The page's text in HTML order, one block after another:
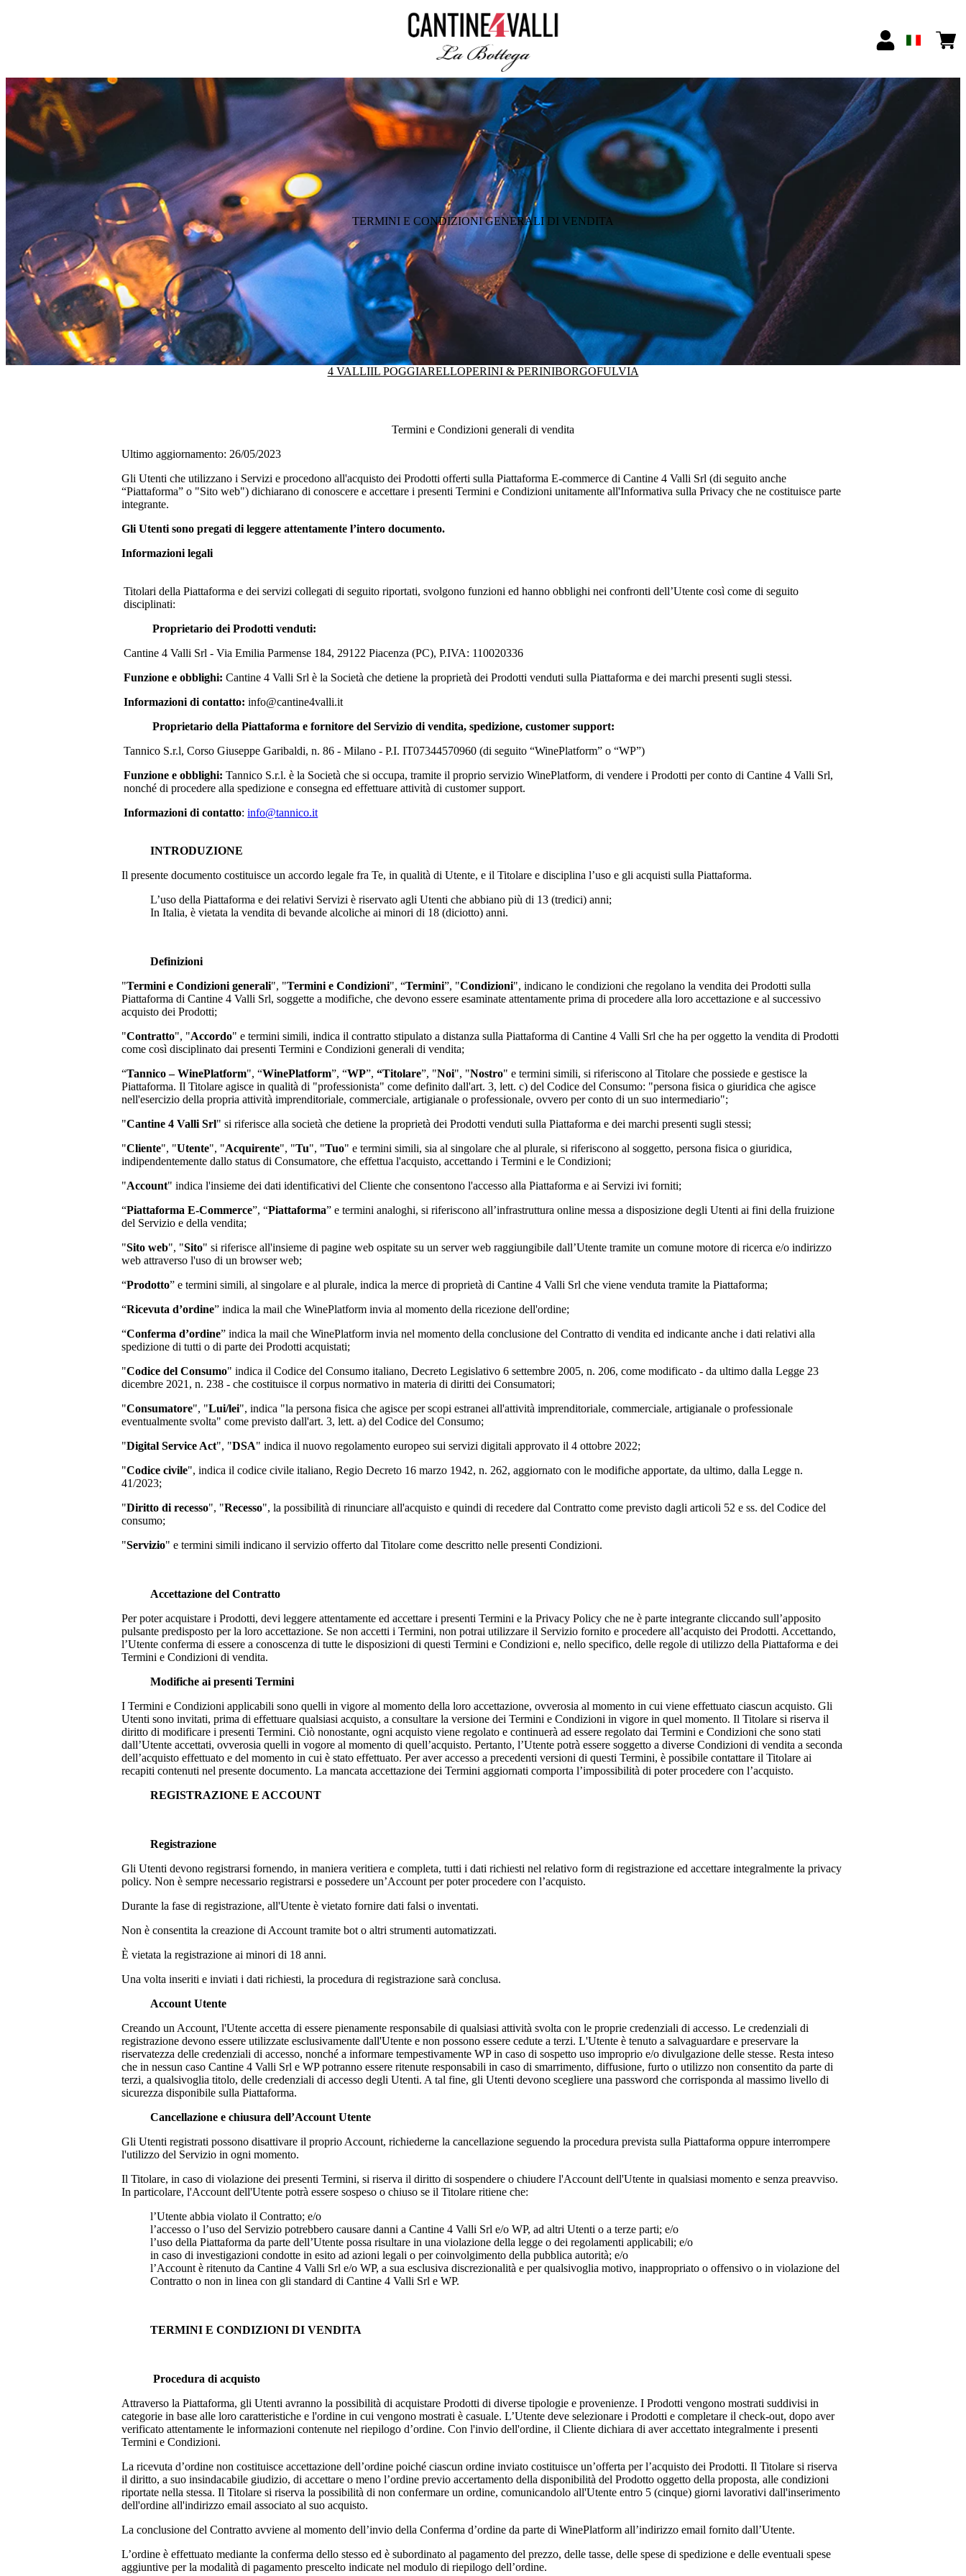
TERMINI E CONDIZIONI GENERALI DI VENDITA
4 VALLIIL POGGIARELLOPERINI & PERINIBORGOFULVIA
Termini e Condizioni generali di vendita
Ultimo aggiornamento: 26/05/2023
Gli Utenti che utilizzano i Servizi e procedono all'acquisto dei Prodotti offerti sulla Piattaforma E-commerce diCantine 4 Valli Srl (di seguito anche
“Piattaforma” o "Sito web") dichiarano di conoscere e accettare i presenti Termini e Condizioni unitamente all'Informativa sulla Privacy che ne costituisce parte
integrante.
Gli Utenti sono pregati di leggere attentamente l’intero documento.
Informazioni legali
Titolari della Piattaforma e dei servizi collegati di seguito riportati, svolgono funzioni ed hanno obblighi nei confronti dell’Utente così come di seguito
disciplinati:
Proprietario dei Prodotti venduti:
Cantine 4 Valli Srl -Via Emilia Parmense 184, 29122 Piacenza (PC), P.IVA: 110020336
Funzione e obblighi: Cantine 4 Valli Srl è la Società che detiene la proprietà dei Prodotti venduti sulla Piattaforma e dei marchi presenti sugli stessi.
Informazioni di contatto:info@cantine4valli.it
Proprietario della Piattaforma e fornitore del Servizio di vendita, spedizione, customer support:
Tannico S.r.l, Corso Giuseppe Garibaldi, n. 86 - Milano - P.I. IT07344570960 (di seguito “WinePlatform” o “WP”)
Funzione e obblighi:Tannico S.r.l. è la Società che si occupa, tramite il proprio servizio WinePlatform, di vendere i Prodotti per conto diCantine 4 Valli Srl,
nonché di procedere alla spedizione e consegna ed effettuare attività di customer support.
Informazioni di contatto:info@tannico.it
INTRODUZIONE
Il presente documento costituisce un accordo legale fra Te, in qualità di Utente, e il Titolare e disciplina l’uso e gli acquisti sulla Piattaforma.
L’uso della Piattaforma e dei relativi Servizi è riservato agli Utenti che abbiano più di 13 (tredici) anni;
In Italia, è vietata la vendita di bevande alcoliche ai minori di 18 (diciotto) anni.
Definizioni
"Termini e Condizioni generali", "Termini e Condizioni", “Termini”, "Condizioni", indicano le condizioni che regolano la vendita dei Prodotti sulla
Piattaforma diCantine 4 Valli Srl, soggette a modifiche, che devono essere esaminate attentamente prima di procedere alla loro accettazione e al successivo
acquisto dei Prodotti;
"Contratto", "Accordo" e termini simili, indica il contratto stipulato a distanza sulla Piattaforma diCantine 4 Valli Srl che ha per oggetto la vendita di Prodotti
come così disciplinato dai presenti Termini e Condizioni generali di vendita;
“Tannico – WinePlatform", “WinePlatform”, “WP”, “Titolare”, "Noi", "Nostro" e termini simili, si riferiscono al Titolare che possiede e gestisce la
Piattaforma. Il Titolare agisce in qualità di "professionista" come definito dall'art. 3, lett. c) del Codice del Consumo: "persona fisica o giuridica che agisce
nell'esercizio della propria attività imprenditoriale, commerciale, artigianale o professionale, ovvero per conto di un suo intermediario";
"Cantine 4 Valli Srl"si riferisce alla società che detiene la proprietà dei Prodotti venduti sulla Piattaforma e dei marchi presenti sugli stessi;
"Cliente", "Utente", "Acquirente", "Tu", "Tuo" e termini simili, sia al singolare che al plurale, si riferiscono al soggetto, persona fisica o giuridica,
indipendentemente dallo status di Consumatore, che effettua l'acquisto, accettando i Termini e le Condizioni;
"Account" indica l'insieme dei dati identificativi del Cliente che consentono l'accesso alla Piattaforma e ai Servizi ivi forniti;
“Piattaforma E-Commerce”, “Piattaforma” e termini analoghi, si riferiscono all’infrastruttura online messa a disposizione degli Utenti ai fini della fruizione
del Servizio e della vendita;
"Sito web", "Sito" si riferisce all'insieme di pagine web ospitate su un server web raggiungibile dall’Utente tramite un comune motore di ricerca e/o indirizzo
web attraverso l'uso di un browser web;
“Prodotto” e termini simili, al singolare e al plurale, indica la merce di proprietà diCantine 4 Valli Srl che viene venduta tramite la Piattaforma;
“Ricevuta d’ordine” indica la mail che WinePlatform invia al momento della ricezione dell'ordine;
“Conferma d’ordine” indica la mail che WinePlatform invia nel momento della conclusione del Contratto di vendita ed indicante anche i dati relativi alla
spedizione di tutti o di parte dei Prodotti acquistati;
"Codice del Consumo" indica il Codice del Consumo italiano, Decreto Legislativo 6 settembre 2005, n. 206, come modificato - da ultimo dalla Legge 23
dicembre 2021, n. 238 - che costituisce il corpus normativo in materia di diritti dei Consumatori;
"Consumatore", "Lui/lei", indica "la persona fisica che agisce per scopi estranei all'attività imprenditoriale, commerciale, artigianale o professionale
eventualmente svolta" come previsto dall'art. 3, lett. a) del Codice del Consumo;
"Digital Service Act", "DSA" indica il nuovo regolamento europeo sui servizi digitali approvato il 4 ottobre 2022;
"Codice civile", indica il codice civile italiano, Regio Decreto 16 marzo 1942, n. 262, aggiornato con le modifiche apportate, da ultimo, dalla Legge n.
41/2023;
"Diritto di recesso", "Recesso", la possibilità di rinunciare all'acquisto e quindi di recedere dal Contratto come previsto dagli articoli 52 e ss. del Codice del
consumo;
"Servizio" e termini simili indicano il servizio offerto dal Titolare come descritto nelle presenti Condizioni.
Accettazione del Contratto
Per poter acquistare i Prodotti, devi leggere attentamente ed accettare i presenti Termini e la Privacy Policy che ne è parte integrante cliccando sull’apposito
pulsante predisposto per la loro accettazione. Se non accetti i Termini, non potrai utilizzare il Servizio fornito e procedere all’acquisto dei Prodotti. Accettando,
l’Utente conferma di essere a conoscenza di tutte le disposizioni di questi Termini e Condizioni e, nello specifico, delle regole di utilizzo della Piattaforma e dei
Termini e Condizioni di vendita.
Modifiche ai presenti Termini
I Termini e Condizioni applicabili sono quelli in vigore al momento della loro accettazione, ovverosia al momento in cui viene effettuato ciascun acquisto. Gli
Utenti sono invitati, prima di effettuare qualsiasi acquisto, a consultare la versione dei Termini e Condizioni in vigore in quel momento. Il Titolare si riserva il
diritto di modificare i presenti Termini. Ciò nonostante, ogni acquisto viene regolato e continuerà ad essere regolato dai Termini e Condizioni che sono stati
dall’Utente accettati, ovverosia quelli in vogore al momento di quell’acquisto. Pertanto, l’Utente potrà essere soggetto a diverse Condizioni di vendita a seconda
dell’acquisto effettuato e del momento in cui è stato effettuato. Per aver accesso a precedenti versioni di questi Termini, è possibile contattare il Titolare ai
recapiti contenuti nel presente documento. La mancata accettazione dei Termini aggiornati comporta l’impossibilità di poter procedere con l’acquisto.
REGISTRAZIONE E ACCOUNT
Registrazione
Gli Utenti devono registrarsi fornendo, in maniera veritiera e completa, tutti i dati richiesti nel relativo form di registrazione ed accettare integralmente la privacy
policy. Non è sempre necessario registrarsi e possedere un’Account per poter procedere con l’acquisto.
Durante la fase di registrazione, all'Utente è vietato fornire dati falsi o inventati.
Non è consentita la creazione di Account tramite bot o altri strumenti automatizzati.
È vietata la registrazione ai minori di 18 anni.
Una volta inseriti e inviati i dati richiesti, la procedura di registrazione sarà conclusa.
Account Utente
Creando un Account, l'Utente accetta di essere pienamente responsabile di qualsiasi attività svolta con le proprie credenziali di accesso. Le credenziali di
registrazione devono essere utilizzate esclusivamente dall'Utente e non possono essere cedute a terzi. L'Utente è tenuto a salvaguardare e preservare la
riservatezza delle credenziali di accesso, nonché a informare tempestivamente WP in caso di sospetto uso improprio e/o divulgazione delle stesse. Resta inteso
che in nessun casoCantine 4 Valli Srl e WP potranno essere ritenute responsabili in caso di smarrimento, diffusione, furto o utilizzo non consentito da parte di
terzi, a qualsivoglia titolo, delle credenziali di accesso degli Utenti. A tal fine, gli Utenti devono scegliere una password che corrisponda al massimo livello di
sicurezza disponibile sulla Piattaforma.
Cancellazione e chiusura dell’Account Utente
Gli Utenti registrati possono disattivare il proprio Account, richiederne la cancellazione seguendo la procedura prevista sulla Piattaforma oppure interrompere
l'utilizzo del Servizio in ogni momento.
Il Titolare, in caso di violazione dei presenti Termini, si riserva il diritto di sospendere o chiudere l'Account dell'Utente in qualsiasi momento e senza preavviso.
In particolare, l'Account dell'Utente potrà essere sospeso o chiuso se il Titolare ritiene che:
l’Utente abbia violato il Contratto; e/o
l’accesso o l’uso del Servizio potrebbero causare danni aCantine 4 Valli Srle/o WP, ad altri Utenti o a terze parti; e/o
l’uso della Piattaforma da parte dell’Utente possa risultare in una violazione della legge o dei regolamenti applicabili; e/o
in caso di investigazioni condotte in esito ad azioni legali o per coinvolgimento della pubblica autorità; e/o
l’Account è ritenuto da Cantine 4 Valli Srle/o WP, a sua esclusiva discrezionalità e per qualsivoglia motivo, inappropriato o offensivo o in violazione del
Contratto o non in linea con gli standard diCantine 4 Valli Srle WP.
TERMINI E CONDIZIONI DI VENDITA
Procedura di acquisto
Attraverso la Piattaforma, gli Utenti avranno la possibilità di acquistare Prodotti di diverse tipologie e provenienze. I Prodotti vengono mostrati suddivisi in
categorie in base alle loro caratteristiche e l'ordine in cui vengono mostrati è casuale. L’Utente deve selezionare i Prodotti e completare il check-out, dopo aver
verificato attentamente le informazioni contenute nel riepilogo d’ordine. Con l'invio dell'ordine, il Cliente dichiara di aver accettato integralmente i presenti
Termini e Condizioni.
La ricevuta d’ordine non costituisce accettazione dell’ordine poiché ciascun ordine inviato costituisce un’offerta per l’acquisto dei Prodotti. Il Titolare si riserva
il diritto, a suo insindacabile giudizio, di accettare o meno l’ordine previo accertamento della disponibilità del Prodotto oggetto della proposta, alle condizioni
riportate nella stessa. Il Titolare si riserva la possibilità di non confermare un ordine, comunicandolo all'Utente entro 5 (cinque) giorni lavorativi dall'inserimento
dell'ordine all'indirizzo email associato al suo acquisto.
La conclusione del Contratto avviene al momento dell’invio della Conferma d’ordine da parte di WinePlatform all’indirizzo email fornito dall’Utente.
L’ordine è effettuato mediante la conferma dello stesso ed è subordinato al pagamento del prezzo, delle tasse, delle spese di spedizione e delle eventuali spese
aggiuntive per la modalità di pagamento prescelto indicate nel modulo di riepilogo dell’ordine.